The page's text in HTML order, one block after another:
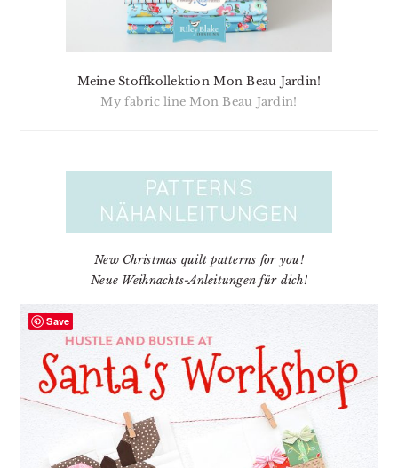
Meine Stoffkollektion Mon Beau Jardin!
My fabric line Mon Beau Jardin!
New Christmas quilt patterns for you!
Neue Weihnachts-Anleitungen für dich!
Save